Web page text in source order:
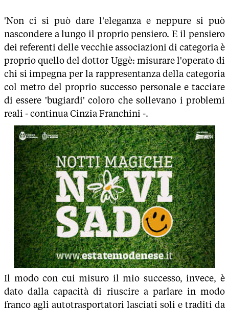
'Non ci si può dare l'eleganza e neppure si può
nascondere a lungo il proprio pensiero. E il pensiero
dei referenti delle vecchie associazioni di categoria è
proprio quello del dottor Uggè: misurare l'operato di
chi si impegna per la rappresentanza della categoria
col metro del proprio successo personale e tacciare
di essere 'bugiardi' coloro che sollevano i problemi
reali - continua Cinzia Franchini -.
Il modo con cui misuro il mio successo, invece, è
dato dalla capacità di riuscire a parlare in modo
franco agli autotrasportatori lasciati soli e traditi da